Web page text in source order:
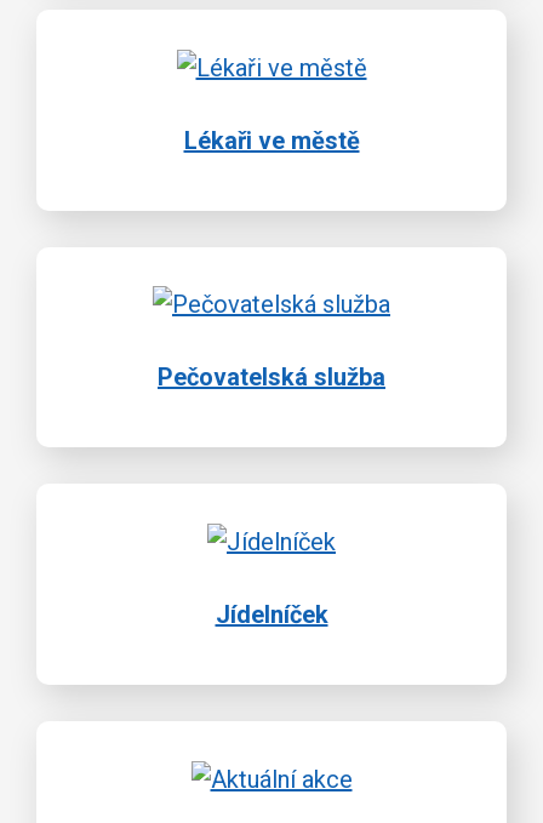
Lékaři ve městě
Pečovatelská služba
Jídelníček